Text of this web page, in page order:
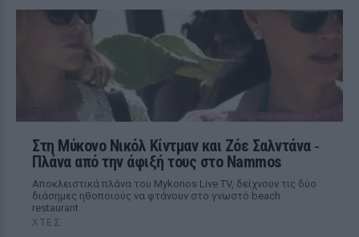
Στη Μύκονο Νικόλ Κίντμαν και Ζόε Σαλντάνα ‑
Πλάνα από την άφιξή τους στο Nammos
Αποκλειστικά πλάνα του Mykonos Live TV, δείχνουν τις δύο
διάσημες ηθοποιούς να φτάνουν στο γνωστό beach
restaurant
ΧΤΕΣ